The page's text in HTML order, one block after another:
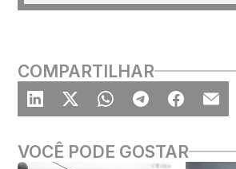
COMPARTILHAR
VOCÊ PODE GOSTAR